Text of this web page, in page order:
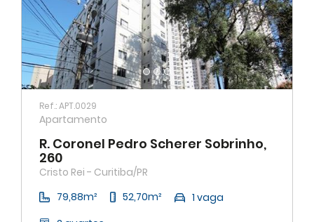
Ref.: APT.0029
Apartamento
R. Coronel Pedro Scherer Sobrinho,
260
Cristo Rei - Curitiba/PR
79,88m²
52,70m²
1 vaga